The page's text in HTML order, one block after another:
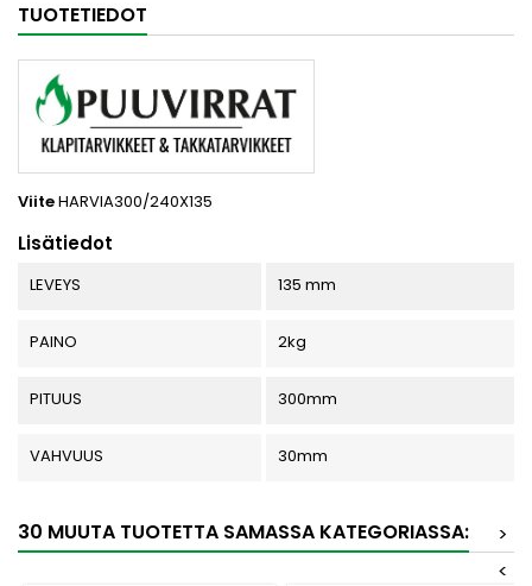
TUOTETIEDOT
ViiteHARVIA300/240X135
Lisätiedot
LEVEYS 135 mm
PAINO 2kg
PITUUS 300mm
VAHVUUS 30mm
30 MUUTA TUOTETTA SAMASSA KATEGORIASSA:
>
<